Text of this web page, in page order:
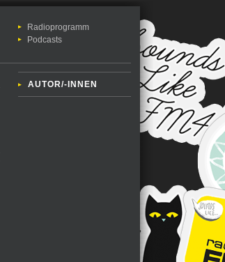
Radioprogramm
Podcasts
AUTOR/-INNEN